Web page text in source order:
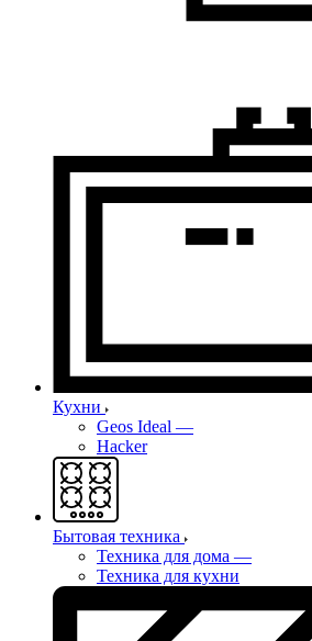
Кухни
Geos Ideal —
Hacker
Бытовая техника
Техника для дома —
Техника для кухни